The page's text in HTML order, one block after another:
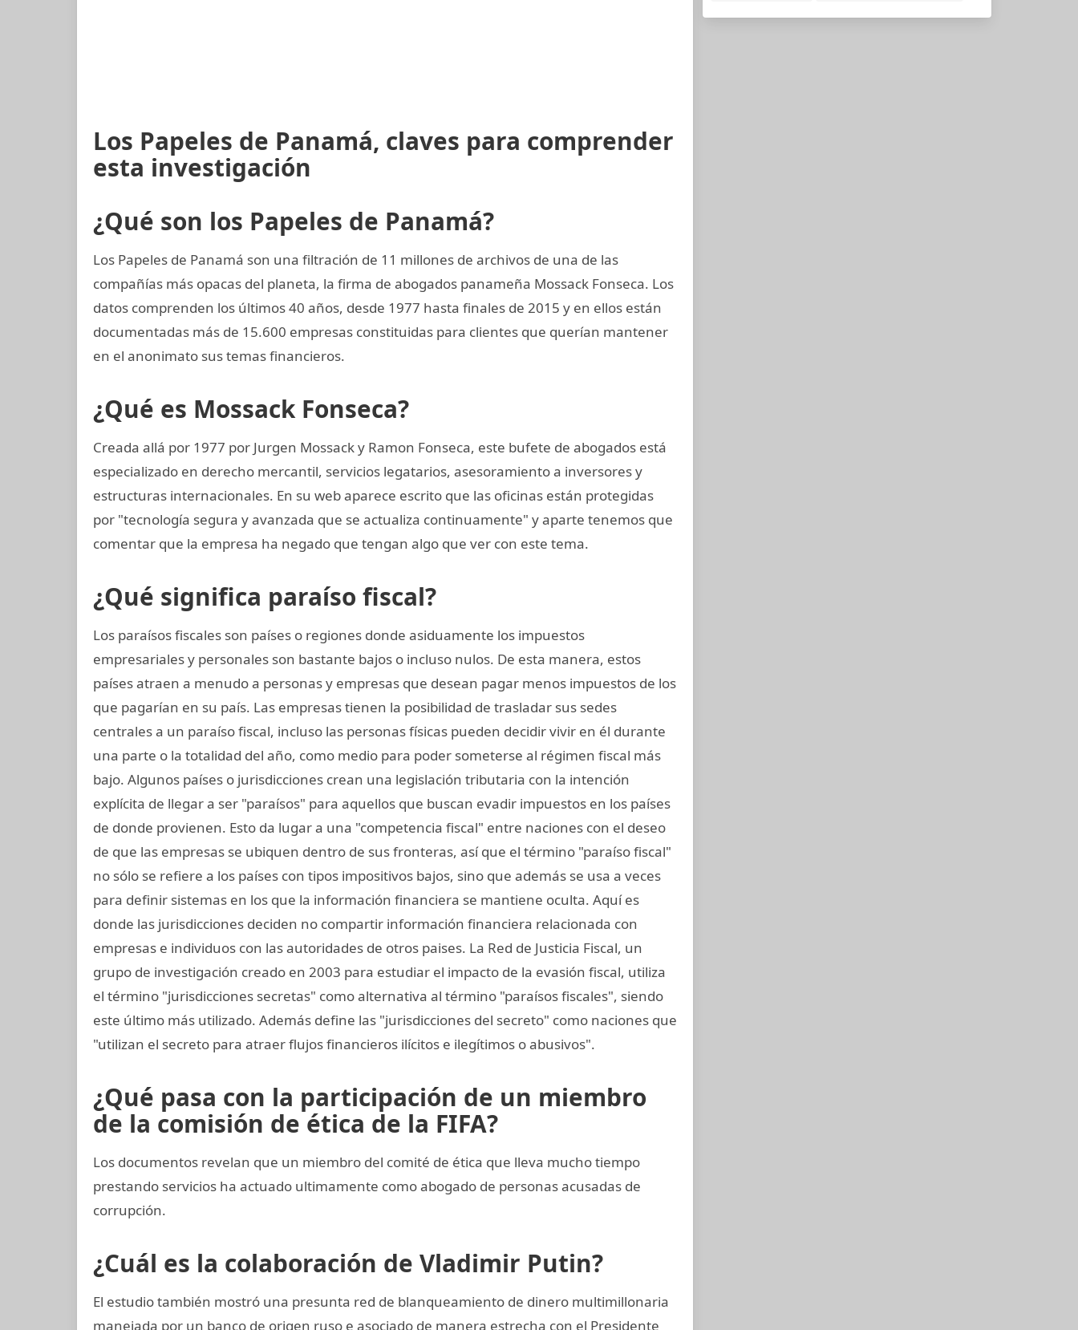
Los Papeles de Panamá, claves para comprender
esta investigación
¿Qué son los Papeles de Panamá?
Los Papeles de Panamá son una filtración de 11 millones de archivos de una de las
compañías más opacas del planeta, la firma de abogados panameña Mossack Fonseca. Los
datos comprenden los últimos 40 años, desde 1977 hasta finales de 2015 y en ellos están
documentadas más de 15.600 empresas constituidas para clientes que querían mantener
en el anonimato sus temas financieros.
¿Qué es Mossack Fonseca?
Creada allá por 1977 por Jurgen Mossack y Ramon Fonseca, este bufete de abogados está
especializado en derecho mercantil, servicios legatarios, asesoramiento a inversores y
estructuras internacionales. En su web aparece escrito que las oficinas están protegidas
por "tecnología segura y avanzada que se actualiza continuamente" y aparte tenemos que
comentar que la empresa ha negado que tengan algo que ver con este tema.
¿Qué significa paraíso fiscal?
Los paraísos fiscales son países o regiones donde asiduamente los impuestos
empresariales y personales son bastante bajos o incluso nulos. De esta manera, estos
países atraen a menudo a personas y empresas que desean pagar menos impuestos de los
que pagarían en su país. Las empresas tienen la posibilidad de trasladar sus sedes
centrales a un paraíso fiscal, incluso las personas físicas pueden decidir vivir en él durante
una parte o la totalidad del año, como medio para poder someterse al régimen fiscal más
bajo. Algunos países o jurisdicciones crean una legislación tributaria con la intención
explícita de llegar a ser "paraísos" para aquellos que buscan evadir impuestos en los países
de donde provienen. Esto da lugar a una "competencia fiscal" entre naciones con el deseo
de que las empresas se ubiquen dentro de sus fronteras, así que el término "paraíso fiscal"
no sólo se refiere a los países con tipos impositivos bajos, sino que además se usa a veces
para definir sistemas en los que la información financiera se mantiene oculta. Aquí es
donde las jurisdicciones deciden no compartir información financiera relacionada con
empresas e individuos con las autoridades de otros paises. La Red de Justicia Fiscal, un
grupo de investigación creado en 2003 para estudiar el impacto de la evasión fiscal, utiliza
el término "jurisdicciones secretas" como alternativa al término "paraísos fiscales", siendo
este último más utilizado. Además define las "jurisdicciones del secreto" como naciones que
"utilizan el secreto para atraer flujos financieros ilícitos e ilegítimos o abusivos".
¿Qué pasa con la participación de un miembro
de la comisión de ética de la FIFA?
Los documentos revelan que un miembro del comité de ética que lleva mucho tiempo
prestando servicios ha actuado ultimamente como abogado de personas acusadas de
corrupción.
¿Cuál es la colaboración de Vladimir Putin?
El estudio también mostró una presunta red de blanqueamiento de dinero multimillonaria
manejada por un banco de origen ruso e asociado de manera estrecha con el Presidente